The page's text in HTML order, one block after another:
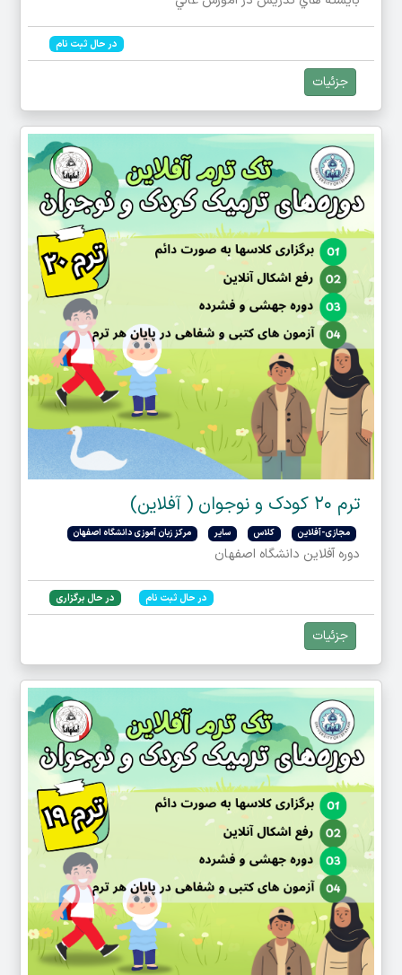
در حال ثبت نام
جزئیات
ترم ۲۰ کودک و نوجوان ( آفلاین)
مجازی-آفلاین کلاس سایر مرکز زبان آموزی دانشگاه اصفهان
دوره آفلاین دانشگاه اصفهان
در حال ثبت نام در حال برگزاری
جزئیات